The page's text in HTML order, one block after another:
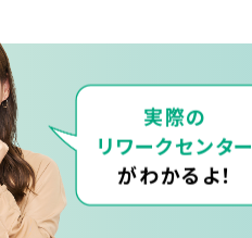
実際の
リワークセンター
がわかるよ！